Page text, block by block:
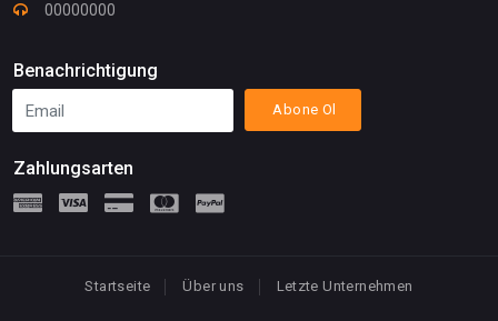
00000000
Benachrichtigung
Abone Ol
Zahlungsarten
Startseite Über uns Letzte Unternehmen